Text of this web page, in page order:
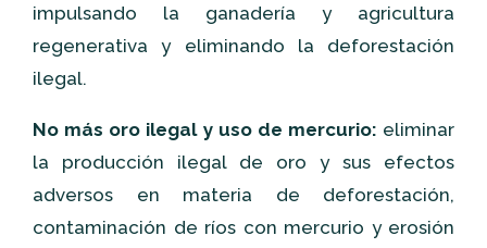
impulsando la ganadería y agricultura
regenerativa y eliminando la deforestación
ilegal.
No más oro ilegal y uso de mercurio: eliminar
la producción ilegal de oro y sus efectos
adversos en materia de deforestación,
contaminación de ríos con mercurio y erosión